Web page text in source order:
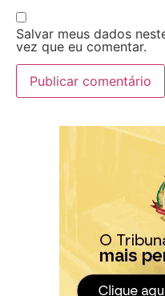
Salvar meus dados
vez que eu comentar.